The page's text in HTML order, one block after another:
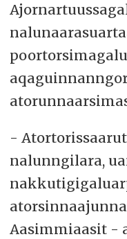
-
nalunngilara,
Aasimmiaasit -